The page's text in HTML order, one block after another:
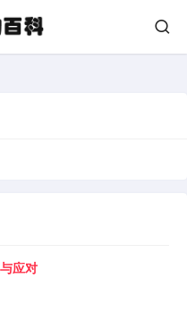
应对